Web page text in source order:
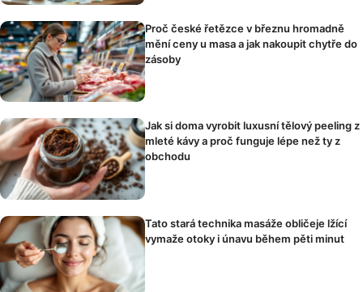
Proč české řetězce v březnu hromadně
mění ceny u masa a jak nakoupit chytře do
zásoby
Jak si doma vyrobit luxusní tělový peeling z
mleté kávy a proč funguje lépe než ty z
obchodu
Tato stará technika masáže obličeje lžící
vymaže otoky i únavu během pěti minut